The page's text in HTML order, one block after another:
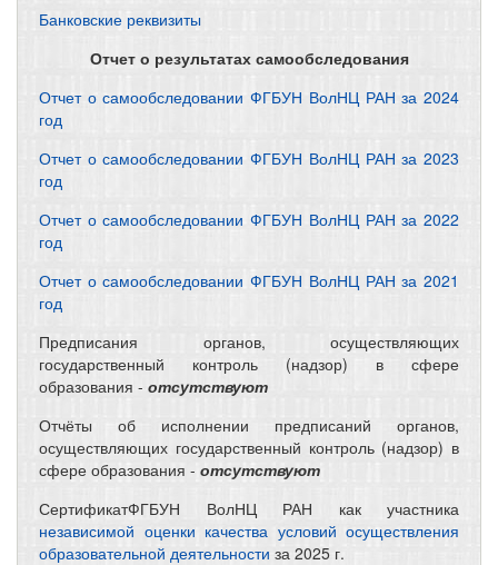
Банковские реквизиты
Отчет о результатах самообследования
Отчет о самообследовании ФГБУН ВолНЦ РАН за 2024
год
Отчет о самообследовании ФГБУН ВолНЦ РАН за 2023
год
Отчет о самообследовании ФГБУН ВолНЦ РАН за 2022
год
Отчет о самообследовании ФГБУН ВолНЦ РАН за 2021
год
Предписания органов, осуществляющих
государственный контроль (надзор) в сфере
образования - отсутствуют
Отчёты об исполнении предписаний органов,
осуществляющих государственный контроль (надзор) в
сфере образования - отсутствуют
СертификатФГБУН ВолНЦ РАН как участника
независимой оценки качества условий осуществления
образовательной деятельности за 2025 г.